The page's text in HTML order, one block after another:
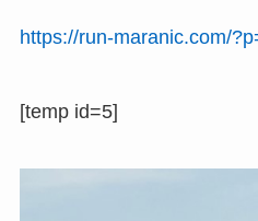
https://run-maranic.com/
[temp id=5]